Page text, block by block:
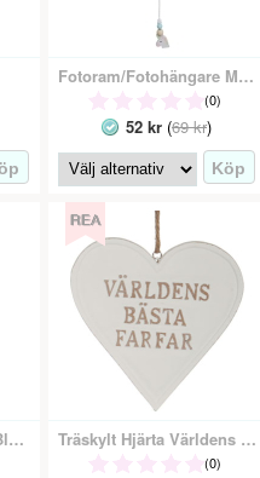
Fotoram/Fotohängare Moln Rosa/Bå
(0)
52 kr (69 kr)
Ljuslykta/Ljushållare Blomma Lyx Träskylt Hjärta Världens Bästa Farfar
(0)